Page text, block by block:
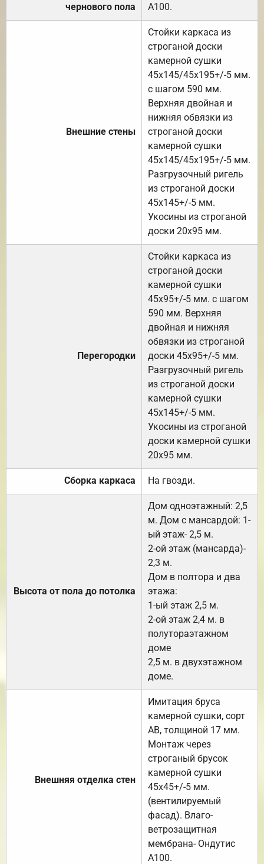
чернового пола
А100.
Внешние стены
Стойки каркаса из
строганой доски
камерной сушки
45х145/45х195+/-5 мм.
с шагом 590 мм.
Верхняя двойная и
нижняя обвязки из
строганой доски
камерной сушки
45х145/45х195+/-5 мм.
Разгрузочный ригель
из строганой доски
45х145+/-5 мм.
Укосины из строганой
доски 20х95 мм.
Перегородки
Стойки каркаса из
строганой доски
камерной сушки
45х95+/-5 мм. с шагом
590 мм. Верхняя
двойная и нижняя
обвязки из строганой
доски 45х95+/-5 мм.
Разгрузочный ригель
из строганой доски
камерной сушки
45х145+/-5 мм.
Укосины из строганой
доски камерной сушки
20х95 мм.
Сборка каркаса На гвозди.
Высота от пола до потолка
Дом одноэтажный: 2,5
м. Дом с мансардой: 1-
ый этаж- 2,5 м.
2-ой этаж (мансарда)-
2,3 м.
Дом в полтора и два
этажа:
1-ый этаж 2,5 м.
2-ой этаж 2,4 м. в
полутораэтажном
доме
2,5 м. в двухэтажном
доме.
Внешняя отделка стен
Имитация бруса
камерной сушки, сорт
АВ, толщиной 17 мм.
Монтаж через
строганый брусок
камерной сушки
45х45+/-5 мм.
(вентилируемый
фасад). Влаго-
ветрозащитная
мембрана- Ондутис
А100.